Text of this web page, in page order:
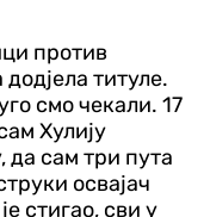
против
титуле.
смо чекали. 17
Хулију
да сам три пута
освајач
стигао, сви у